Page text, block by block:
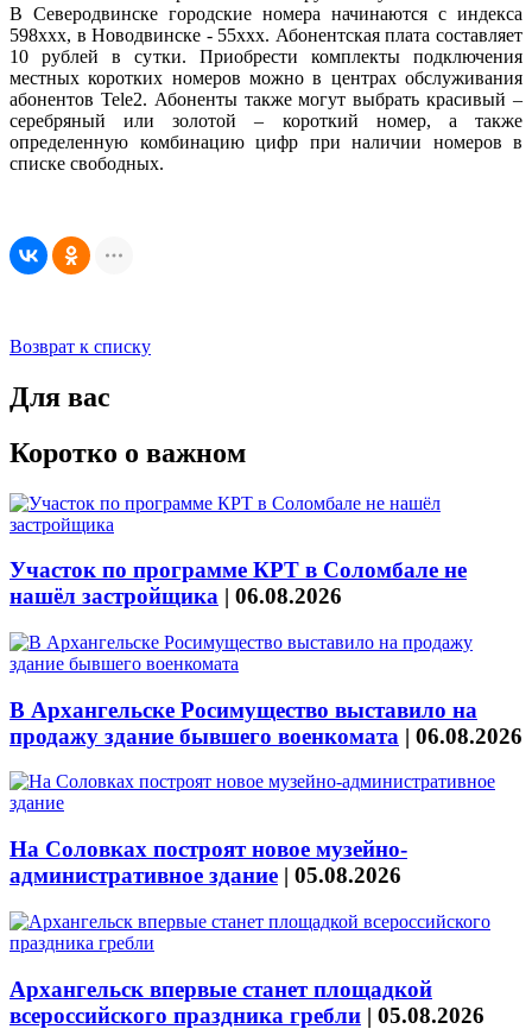
В Северодвинске городские номера начинаются с индекса
598ххх, в Новодвинске - 55ххх. Абонентская плата составляет
10 рублей в сутки. Приобрести комплекты подключения
местных коротких номеров можно в центрах обслуживания
абонентов Tele2. Абоненты также могут выбрать красивый –
серебряный или золотой – короткий номер, а также
определенную комбинацию цифр при наличии номеров в
списке свободных.
Возврат к списку
Для вас
Коротко о важном
Участок по программе КРТ в Соломбале не
нашёл застройщика | 06.08.2026
В Архангельске Росимущество выставило на
продажу здание бывшего военкомата | 06.08.2026
На Соловках построят новое музейно-
административное здание | 05.08.2026
Архангельск впервые станет площадкой
всероссийского праздника гребли | 05.08.2026